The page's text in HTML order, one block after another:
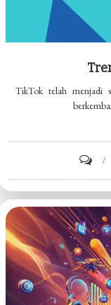
TikTok telah menjadi
Tren
Viral